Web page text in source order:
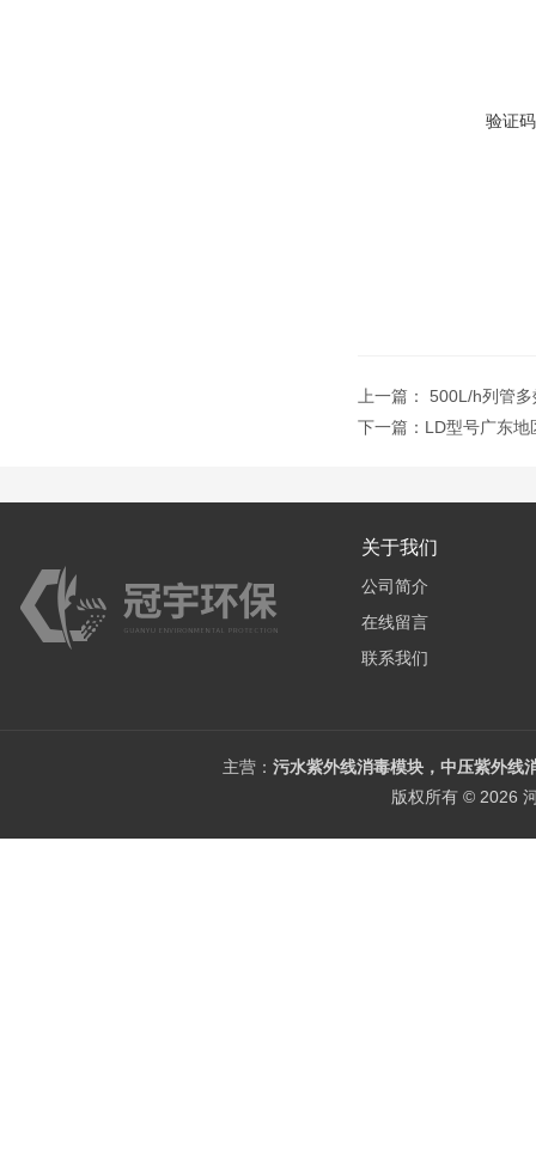
验证
上一篇： 500L/h列管
下一篇： LD型号广东
关于我们
公司简介
在线留言
联系我们
主营： 污水紫外线消毒模块，中压紫外线
版权所有 © 2026